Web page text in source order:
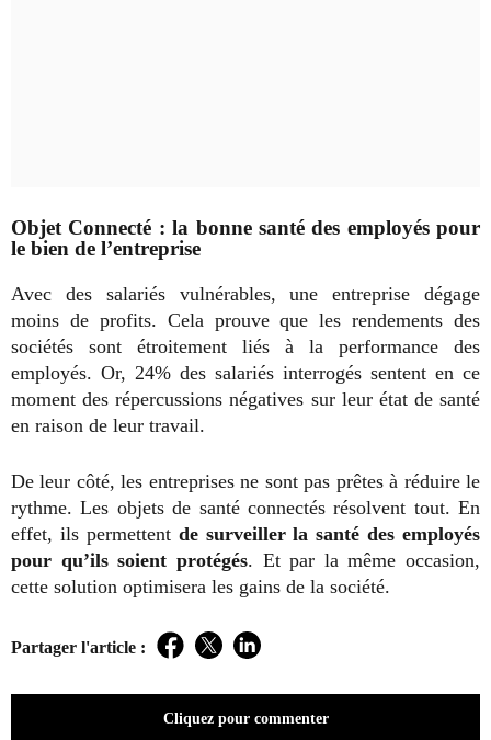
Objet Connecté : la bonne santé des employés pour
le bien de l’entreprise
Avec des salariés vulnérables, une entreprise dégage
moins de profits. Cela prouve que les rendements des
sociétés sont étroitement liés à la performance des
employés. Or, 24% des salariés interrogés sentent en ce
moment des répercussions négatives sur leur état de santé
en raison de leur travail.
De leur côté, les entreprises ne sont pas prêtes à réduire le
rythme. Les objets de santé connectés résolvent tout. En
effet, ils permettent de surveiller la santé des employés
pour qu’ils soient protégés. Et par la même occasion,
cette solution optimisera les gains de la société.
Partager l'article : Facebook
TwitterLinkedIn
Cliquez pour commenter